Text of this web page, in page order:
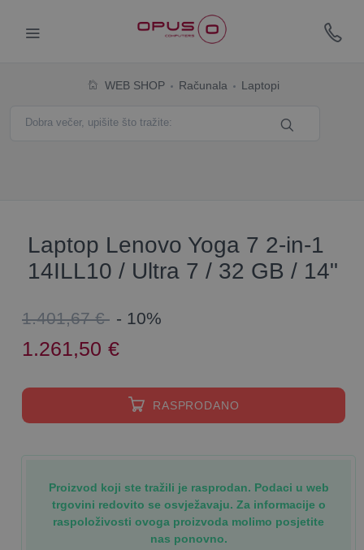
WEB SHOP Računala Laptopi
Laptop Lenovo Yoga 7 2-in-1
14ILL10 / Ultra 7 / 32 GB / 14"
1.401,67 € - 10%
1.261,50 €
RASPRODANO
Proizvod koji ste tražili je rasprodan. Podaci u web
trgovini redovito se osvježavaju. Za informacije o
raspoloživosti ovoga proizvoda molimo posjetite
nas ponovno.